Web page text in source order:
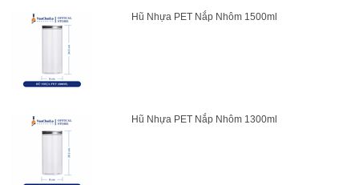
Hũ Nhựa PET Nắp Nhôm 1500ml
Hũ Nhựa PET Nắp Nhôm 1300ml